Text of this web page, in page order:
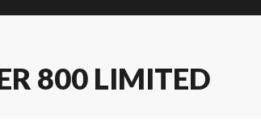
800 LIMITED